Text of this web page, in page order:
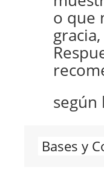
o que
según
Bases y